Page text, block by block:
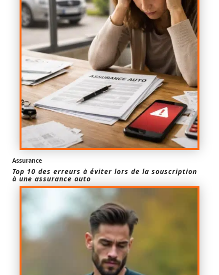
Assurance
Top 10 des erreurs à éviter lors de la souscription
à une assurance auto